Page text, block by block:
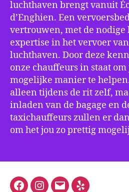
luchthaven brengt vanuit
d’Enghien. Een
vertrouwen, met de
expertise in het vervoer
luchthaven. Door deze
onze chauffeurs in staat om
mogelijke manier te
alleen tijdens de rit zelf,
inladen van de bagage en
taxichauffeurs zullen er
om het jou zo prettig